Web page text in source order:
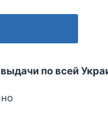
по всей